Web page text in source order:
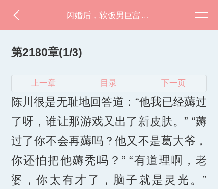
闪婚后，软饭男巨富马甲藏不住了
第2180章(1/3)
上一章 目录 下一页
陈川很是无耻地回答道：“他我已经薅过
了呀，谁让那游戏又出了新皮肤。” “薅
过了你不会再薅吗？他又不是葛大爷，
你还怕把他薅秃吗？” “有道理啊，老
婆，你太有才了，脑子就是灵光。”